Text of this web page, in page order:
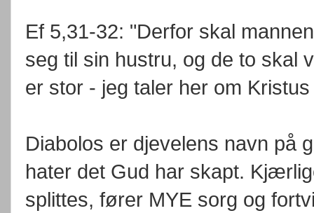
Ef 5,31-32: "Derfor skal
seg til sin hustru, og de to skal
er stor - jeg taler her om
Diabolos er djevelens navn på
hater det Gud har skapt.
splittes, fører MYE sorg og